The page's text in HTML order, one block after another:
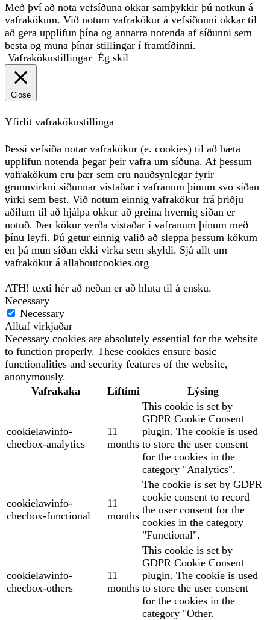
Með því að nota vefsíðuna okkar samþykkir þú notkun á
vafrakökum. Við notum vafrakökur á vefsíðunni okkar til
að gera upplifun þína og annarra notenda af síðunni sem
besta og muna þínar stillingar í framtíðinni.
Vafrakökustillingar Ég skil
Close
Yfirlit vafrakökustillinga
Þessi vefsíða notar vafrakökur (e. cookies) til að bæta
upplifun notenda þegar þeir vafra um síðuna. Af þessum
vafrakökum eru þær sem eru nauðsynlegar fyrir
grunnvirkni síðunnar vistaðar í vafranum þínum svo síðan
virki sem best. Við notum einnig vafrakökur frá þriðju
aðilum til að hjálpa okkur að greina hvernig síðan er
notuð. Þær kökur verða vistaðar í vafranum þínum með
þínu leyfi. Þú getur einnig valið að sleppa þessum kökum
en þá mun síðan ekki virka sem skyldi. Sjá allt um
vafrakökur á allaboutcookies.org
ATH! texti hér að neðan er að hluta til á ensku.
Necessary
Necessary
Alltaf virkjaðar
Necessary cookies are absolutely essential for the website
to function properly. These cookies ensure basic
functionalities and security features of the website,
anonymously.
Vafrakaka
Líftími Lýsing
cookielawinfo-
checbox-analytics
11
months
This cookie is set by
GDPR Cookie Consent
plugin. The cookie is used
to store the user consent
for the cookies in the
category "Analytics".
cookielawinfo-
checbox-functional
11
months
The cookie is set by GDPR
cookie consent to record
the user consent for the
cookies in the category
"Functional".
cookielawinfo-
checbox-others
11
months
This cookie is set by
GDPR Cookie Consent
plugin. The cookie is used
to store the user consent
for the cookies in the
category "Other.